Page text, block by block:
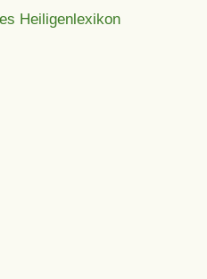
Heiligenlexikon